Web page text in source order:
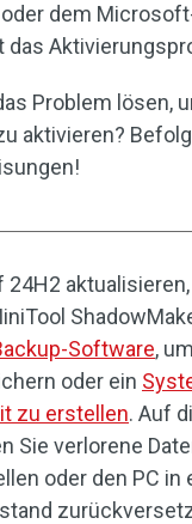
dem
Problem lösen,
aktivieren?
24H2
Software,
oder ein
zu erstellen. Auf
Sie verlorene
oder den PC in